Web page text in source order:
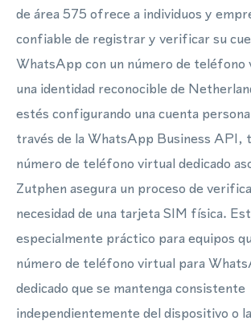
de área 575 ofrece a individuos y
confiable de registrar y verificar su
WhatsApp con un número de teléfono
una identidad reconocible de
estés configurando una cuenta
través de la WhatsApp Business API,
número de teléfono virtual dedicado
Zutphen asegura un proceso de
necesidad de una tarjeta SIM física.
especialmente práctico para equipos
número de teléfono virtual para
dedicado que se mantenga consistente
independientemente del dispositivo o